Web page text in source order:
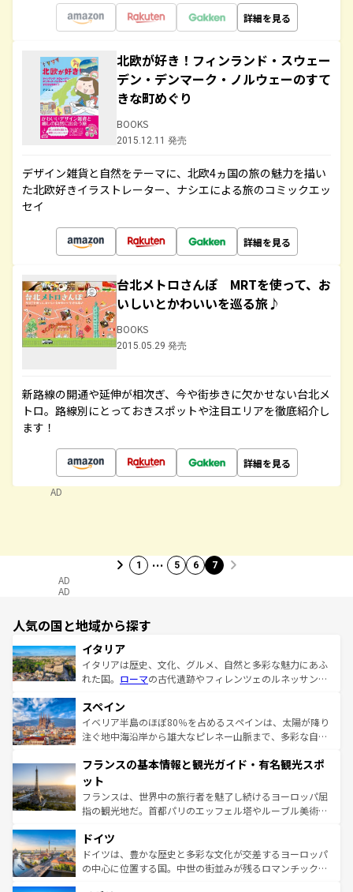
詳細を見る
北欧が好き！フィンランド・スウェー
デン・デンマーク・ノルウェーのすて
きな町めぐり
BOOKS
2015.12.11 発売
デザイン雑貨と自然をテーマに、北欧4ヵ国の旅の魅力を描い
た北欧好きイラストレーター、ナシエによる旅のコミックエッ
セイ
詳細を見る
台北メトロさんぽ MRTを使って、お
いしいとかわいいを巡る旅♪
BOOKS
2015.05.29 発売
新路線の開通や延伸が相次ぎ、今や街歩きに欠かせない台北メ
トロ。路線別にとっておきスポットや注目エリアを徹底紹介し
ます！
詳細を見る
AD
1 … 5 6 7
AD
AD
人気の国と地域から探す
イタリア
イタリアは歴史、文化、グルメ、自然と多彩な魅力にあふ
れた国。 ローマの古代遺跡やフィレンツェのルネッサンス
ろん、トスカーナの美しい田園風景やアマルフィ海岸の絶
景など、自然景観も見逃せない。観光の合間には、本場の
ピザやパスタなど、絶品のイタリア料理を堪能することも
ませてくれるイタリアで、忘れられない旅をしてみよう！
なお、新着のイタリア情報は
しい。
スペイン
イベリア半島のほぼ80％を占めるスペインは、太陽が降り
注ぐ地中海沿岸から雄大なピレネー山脈まで、多彩な自然
文化が根付くこの国では、情熱的なフラメンコ、熱気あふ
れる闘牛、そして美味しいタパスが生活の一部となってい
る。首都マドリードの洗練された雰囲気や、バルセロナの
アートに溢れた街角から、地方では古代ローマ遺跡や中世
せる。地方によって風土や気候が異なるスペインはその個
性で訪れる人を魅了する。 なお、新着のスペイン情報は コ
ンテンツ一覧を参照してほしい。
フランスの基本情報と観光ガイド・有名観光スポ
ット
フランスは、世界中の旅行者を魅了し続けるヨーロッパ屈
指の観光地だ。首都パリのエッフェル塔やルーブル美術館
で、幅広い魅力が詰まっている。華麗な宮殿、歴史的な大
聖堂、美しいビーチ、そして豊かな自然が、訪れる者を心
から魅了する。また、フランスは美食の国としても知ら
ドイツ
ドイツは、豊かな歴史と多彩な文化が交差するヨーロッパ
の中心に位置する国。中世の街並みが残るロマンチック街